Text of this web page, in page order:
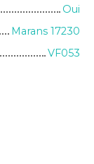
Oui
Marans 17230
VF053